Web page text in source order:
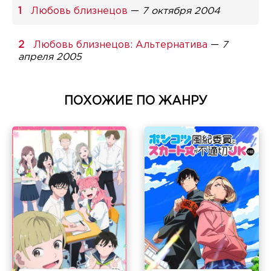
Любовь близнецов — 7 октября 2004
Любовь близнецов: Альтернатива — 7
апреля 2005
ПОХОЖИЕ ПО ЖАНРУ